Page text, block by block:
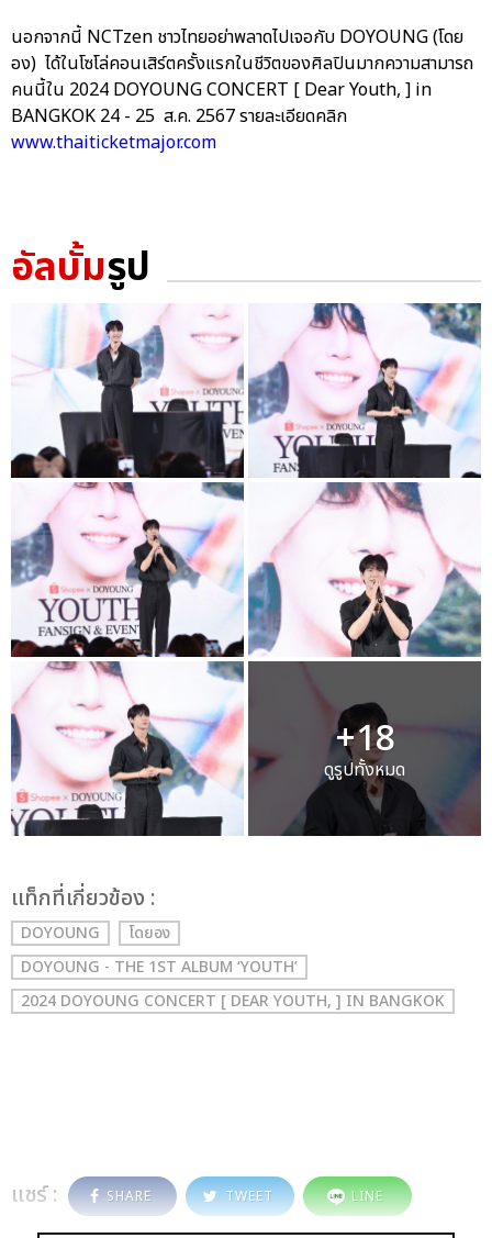
นอกจากนี้ NCTzen ชาวไทยอย่าพลาดไปเจอกับ DOYOUNG (โดย
อง) ได้ในโซโล่คอนเสิร์ตครั้งแรกในชีวิตของศิลปินมากความสามารถ
คนนี้ใน 2024 DOYOUNG CONCERT [ Dear Youth, ] in
BANGKOK 24 - 25 ส.ค. 2567 รายละเอียดคลิก
www.thaiticketmajor.com
อัลบั้มรูป
+18
ดูรูปทั้งหมด
เเท็กที่เกี่ยวข้อง :
DOYOUNG
โดยอง
DOYOUNG - THE 1ST ALBUM ‘YOUTH’
2024 DOYOUNG CONCERT [ DEAR YOUTH, ] IN BANGKOK
แชร์ : SHARE TWEET LINE